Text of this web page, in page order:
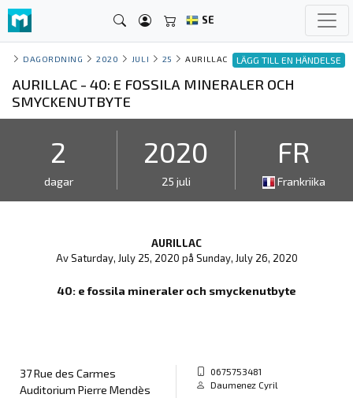
SE
LÄGG TILL EN HÄNDELSE
DAGORDNING 2020 JULI 25 AURILLAC
AURILLAC - 40: E FOSSILA MINERALER OCH
SMYCKENUTBYTE
2
dagar
2020
25 juli
FR
Frankriika
AURILLAC
Av Saturday, July 25, 2020 på Sunday, July 26, 2020
40: e fossila mineraler och smyckenutbyte
37 Rue des Carmes
Auditorium Pierre Mendès
0675753481
Daumenez Cyril